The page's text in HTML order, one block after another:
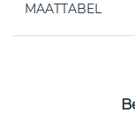
MAATTABEL